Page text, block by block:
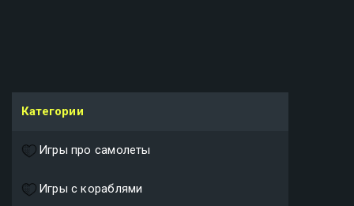
Категории
Игры про самолеты
Игры с кораблями